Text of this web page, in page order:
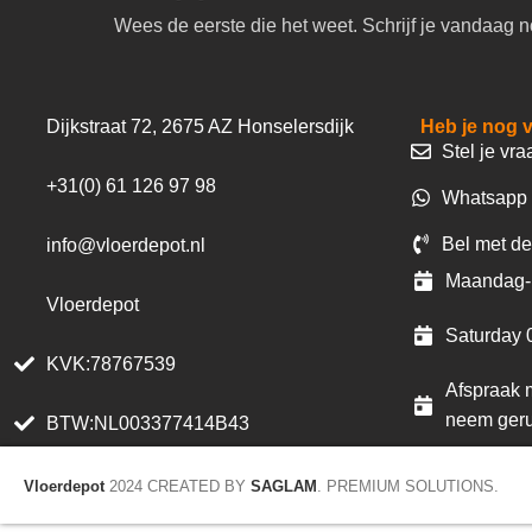
Wees de eerste die het weet. Schrijf je vandaag
Dijkstraat 72, 2675 AZ Honselersdijk
+31(0) 61 126 97 98
info@vloerdepot.nl
Vloerdepot
KVK:78767539
BTW:NL003377414B43
Heb je nog
Stel je
Bel met
Saturday
Afspraak
neem
Vloerdepot 2024 CREATED BY SAGLAM . PREMIUM SOLUTIONS.